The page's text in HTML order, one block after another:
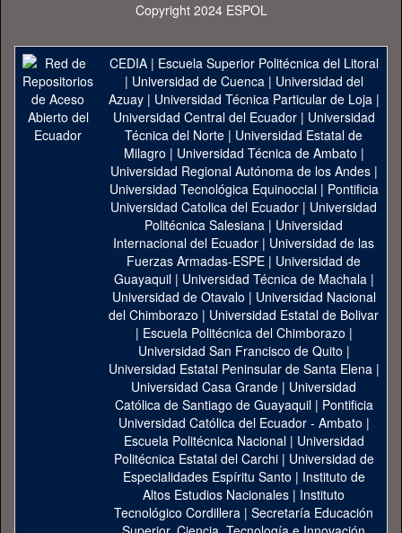
Copyright 2024 ESPOL
CEDIA| Escuela Superior Politécnica del Litoral
| Universidad de Cuenca| Universidad del
Azuay| Universidad Técnica Particular de Loja|
Universidad Central del Ecuador| Universidad
Técnica del Norte | Universidad Estatal de
Milagro | Universidad Técnica de Ambato |
Universidad Regional Autónoma de los Andes|
Universidad Tecnológica Equinoccial| Pontificia
Universidad Catolica del Ecuador | Universidad
Politécnica Salesiana | Universidad
Internacional del Ecuador | Universidad de las
Fuerzas Armadas-ESPE | Universidad de
Guayaquil| Universidad Técnica de Machala|
Universidad de Otavalo | Universidad Nacional
del Chimborazo | Universidad Estatal de Bolivar
| Escuela Politécnica del Chimborazo |
Universidad San Francisco de Quito |
Universidad Estatal Peninsular de Santa Elena|
Universidad Casa Grande | Universidad
Católica de Santiago de Guayaquil| Pontificia
Universidad Católica del Ecuador - Ambato |
Escuela Politécnica Nacional| Universidad
Politécnica Estatal del Carchi| Universidad de
Especialidades Espíritu Santo | Instituto de
Altos Estudios Nacionales | Instituto
Tecnológico Cordillera | Secretaría Educación